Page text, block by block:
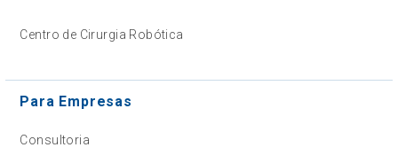
Centro de Cirurgia Robótica
Para Empresas
Consultoria